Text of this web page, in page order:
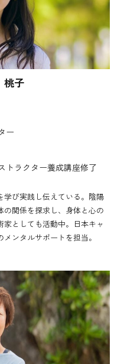
援する医療職者のためのキャ
会のカンファレンス登壇
サーケアヨガ開催
ーケアヨガ開催
だまり』でキャンサーケアヨ
ーケアヨガ対面クラス開催
にてキャンサーケアヨガ開催
桃子
ー
トラクター養成講座修了
学び実践し伝えている。陰陽
関係を探求し、身体と心の
としても活動中。日本キャ
ンタルサポートを担当。